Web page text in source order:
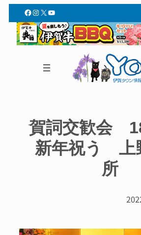
Facebook
Instagram
X YouTube
賀詞交歓会
新年祝う 上
所